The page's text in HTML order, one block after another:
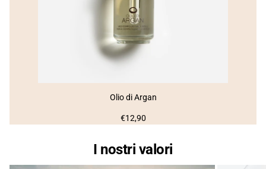
Olio di Argan
Prezzo
€12,90
I nostri valori